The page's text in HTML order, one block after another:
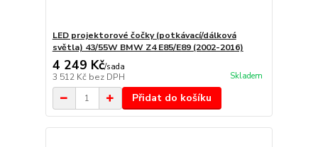
LED projektorové čočky (potkávací/dálková
světla) 43/55W BMW Z4 E85/E89 (2002-2016)
4 249 Kč/sada
3 512 Kč bez DPH Skladem
Přidat do košíku